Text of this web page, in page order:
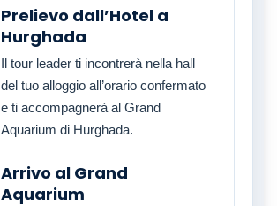
Prelievo dall’Hotel a
Hurghada
Il tour leader ti incontrerà nella hall
del tuo alloggio all’orario confermato
e ti accompagnerà al Grand
Aquarium di Hurghada.
Arrivo al Grand
Aquarium